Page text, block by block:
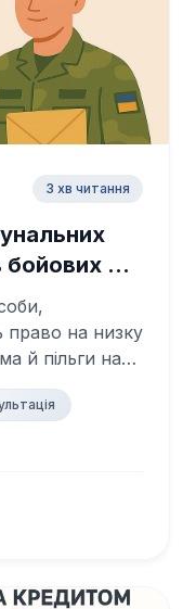
3 хв читання
дій
до них
на низку
й пільги на